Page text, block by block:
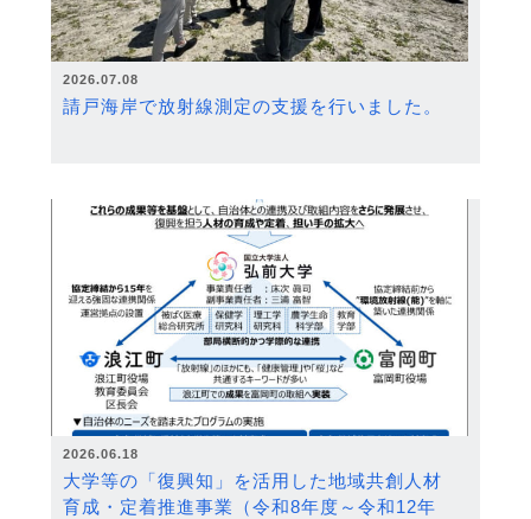
2026.07.08
請戸海岸で放射線測定の支援を行いました。
2026.06.18
大学等の「復興知」を活用した地域共創人材
育成・定着推進事業（令和8年度～令和12年